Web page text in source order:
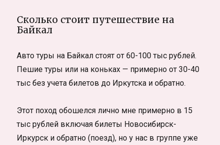
Сколько стоит путешествие на
Байкал
Авто туры на Байкал стоят от 60-100 тыс рублей.
Пешие туры или на коньках — примерно от 30-40
тыс без учета билетов до Иркутска и обратно.
Этот поход обошелся лично мне примерно в 15
тыс рублей включая билеты Новосибирск-
Иркурск и обратно (поезд), но у нас в группе уже